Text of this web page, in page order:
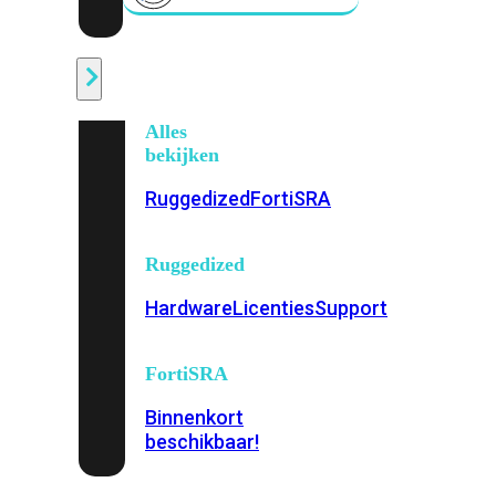
Alles
bekijken
RuggedizedFortiSRA
Ruggedized
HardwareLicentiesSupport
FortiSRA
Binnenkort
beschikbaar!